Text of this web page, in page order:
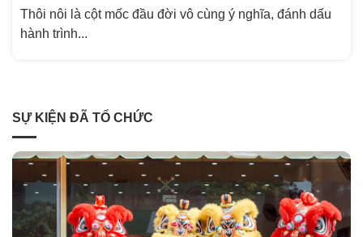
Thôi nôi là cột mốc đầu đời vô cùng ý nghĩa, đánh dấu
hành trình...
SỰ KIỆN ĐÃ TỔ CHỨC